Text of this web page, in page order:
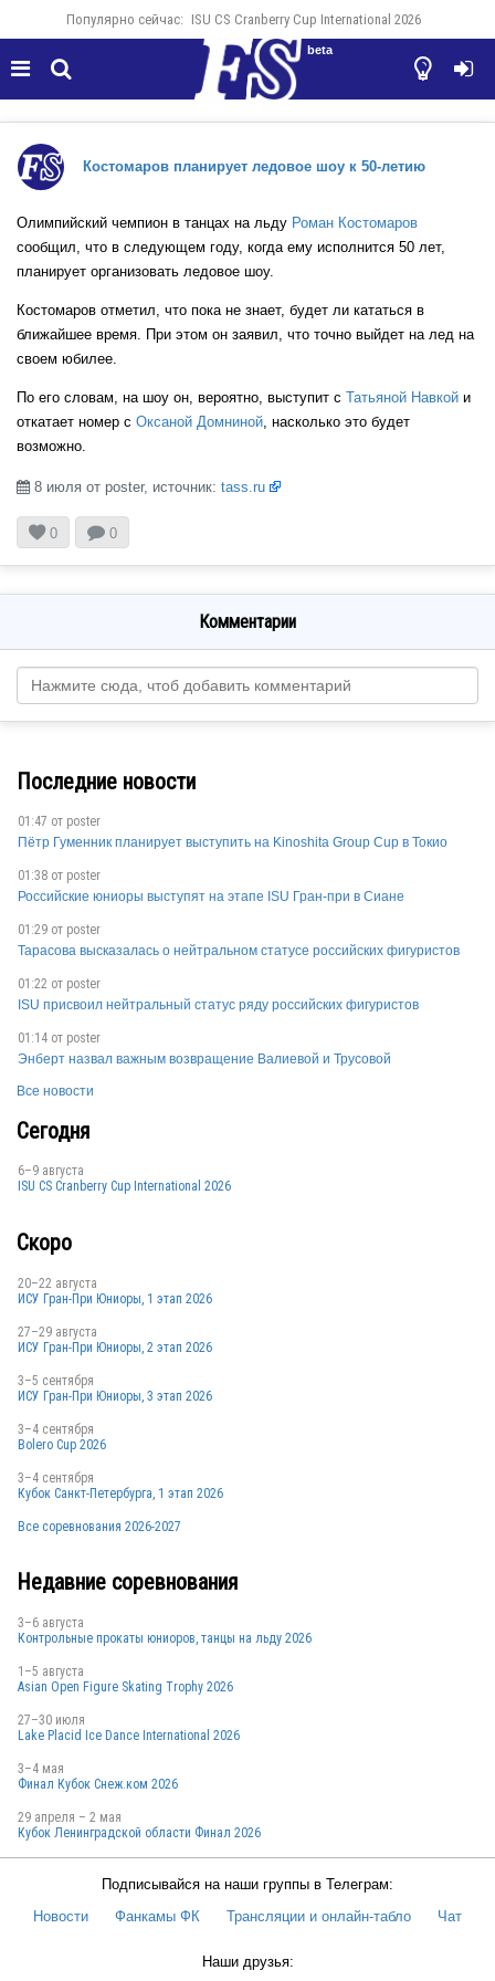
Популярно сейчас: ISU CS Cranberry Cup International 2026
  

beta
Костомаров планирует ледовое шоу к 50-летию
Олимпийский чемпион в танцах на льду Роман Костомаров
сообщил, что в следующем году, когда ему исполнится 50 лет,
планирует организовать ледовое шоу.
Костомаров отметил, что пока не знает, будет ли кататься в
ближайшее время. При этом он заявил, что точно выйдет на лед на
своем юбилее.
По его словам, на шоу он, вероятно, выступит с Татьяной Навкой и
откатает номер с Оксаной Домниной, насколько это будет
возможно.
 8 июля от poster, источник: tass.ru
0  0
Комментарии
Последние новости
01:47 от poster
Пётр Гуменник планирует выступить на Kinoshita Group Cup в Токио
01:38 от poster
Российские юниоры выступят на этапе ISU Гран-при в Сиане
01:29 от poster
Тарасова высказалась о нейтральном статусе российских фигуристов
01:22 от poster
ISU присвоил нейтральный статус ряду российских фигуристов
01:14 от poster
Энберт назвал важным возвращение Валиевой и Трусовой
Все новости
Сегодня
6–9 августа
ISU CS Cranberry Cup International 2026
Скоро
20–22 августа
ИСУ Гран-При Юниоры, 1 этап 2026
27–29 августа
ИСУ Гран-При Юниоры, 2 этап 2026
3–5 сентября
ИСУ Гран-При Юниоры, 3 этап 2026
3–4 сентября
Bolero Cup 2026
3–4 сентября
Кубок Санкт-Петербурга, 1 этап 2026
Все соревнования 2026-2027
Недавние соревнования
3–6 августа
Контрольные прокаты юниоров, танцы на льду 2026
1–5 августа
Asian Open Figure Skating Trophy 2026
27–30 июля
Lake Placid Ice Dance International 2026
3–4 мая
Финал Кубок Снеж.ком 2026
29 апреля – 2 мая
Кубок Ленинградской области Финал 2026
Подписывайся на наши группы в Телеграм:
Новости
Фанкамы ФК Трансляции и онлайн-табло Чат
Наши друзья: